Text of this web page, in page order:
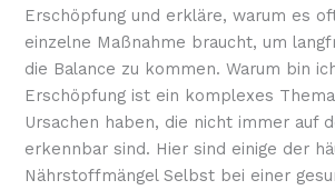
Erschöpfung und erkläre, warum es
einzelne Maßnahme braucht, um
die Balance zu kommen. Warum bin
Erschöpfung ist ein komplexes
Ursachen haben, die nicht immer auf
erkennbar sind. Hier sind einige der
Nährstoffmängel Selbst bei einer